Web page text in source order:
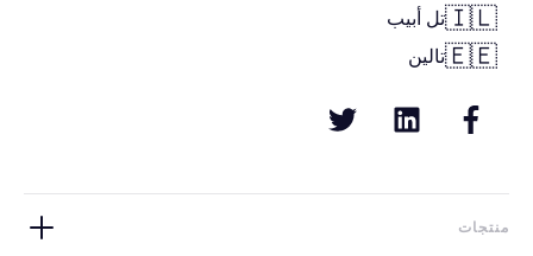
🇮🇱تل أبيب
🇪🇪تالين
منتجات